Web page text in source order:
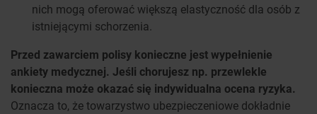
nich mogą oferować większą elastyczność dla osób z
istniejącymi schorzenia.
Przed zawarciem polisy konieczne jest wypełnienie
ankiety medycznej. Jeśli chorujesz np. przewlekle
konieczna może okazać się indywidualna ocena ryzyka.
Oznacza to, że towarzystwo ubezpieczeniowe dokładnie